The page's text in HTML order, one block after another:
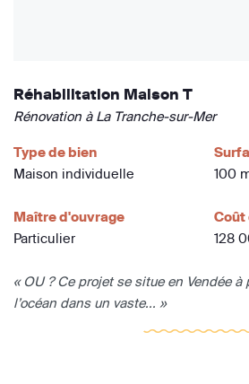
Réhabilitation Maison T
Rénovation à La Tranche-sur-Mer
Type de bien
Maison individuelle
100
Maître d'ouvrage
Particulier
Coût
128
« OU ? Ce projet se situe en Vendée
l’océan dans un vaste... »